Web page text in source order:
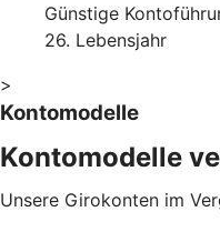
Günstige
26. Lebensjahr
>
Kontomodelle
Kontomodelle
Unsere Girokonten im